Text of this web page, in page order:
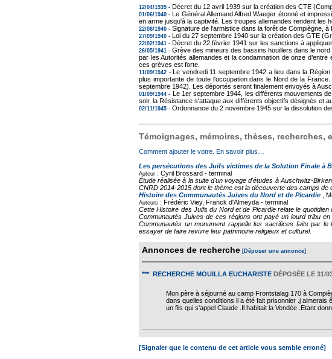
12/04/1939 - Décret du 12 avril 1939 sur la création des CTE
01/06/1940 - Le Général Allemand Alfred Waeger étonné et
en arme jusqu'à la captivité. Les troupes allemandes rendent les
22/06/1940 - Signature de l’armistice dans la forêt de Compiègne, à
27/09/1940 - Loi du 27 septembre 1940 sur la création des GTE
22/02/1941 - Décret du 22 février 1941 sur les sanctions à
26/05/1941 - Grève des mineurs des bassins houillers dans le nord
par les Autorités allemandes et la condamnation de onze
ces grèves est forte.
11/09/1942 - Le vendredi 11 septembre 1942 a lieu dans la
plus importante de toute l'occupation dans le Nord de la
septembre 1942). Les déportés seront finalement envoyés à
01/09/1944 - Le 1er septembre 1944, les différents mouvements
soir, la Résistance s'attaque aux différents objectifs désignés et
02/11/1945 - Ordonnance du 2 novembre 1945 sur la dissolution
Témoignages, mémoires, thèses, recherches,
Comment ajouter le votre. En savoir plus…
Les persécutions des Juifs victimes de la Solution Finale à
Auteur : Cyril Brossard - terminal
Étude réalisée à la suite d'un voyage d'études à Auschwitz-
CNRD 2014-2015 dont le thème est la découverte des camps
Histoire des Communautés Juives du Nord et de Picardie ,
Auteurs : Frédéric Viey, Franck d'Almeyda - terminal
Cette Histoire des Juifs du Nord et de Picardie relate le
Communautés Juives de ces régions ont payé un lourd tribu
Communautés un monument rappelle les sacrifices faits par
essayer de faire revivre leur patrimoine religieux et culturel.
Annonces de recherche [Déposer une annonce]
*** RECHERCHE MOUILLA EUCHARISTE DÉPOSÉE LE 31/
Mon père à séjourné au camp Frontstalag 170 à
dans quelles conditions il a été fait prisonnier .j aimerais
un fils qui s'appel Claude .Il habitait la Vendée .Etant
[Signaler que le contenu de cet article vous semble erroné]